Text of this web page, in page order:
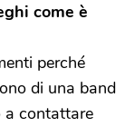
come è
perché
di una band
a contattare